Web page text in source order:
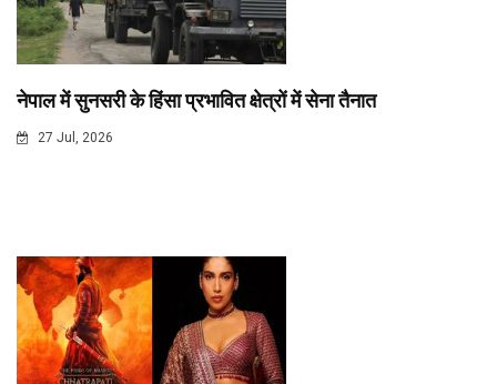
नेपाल में सुनसरी के हिंसा प्रभावित क्षेत्रों में सेना तैनात
27 Jul, 2026